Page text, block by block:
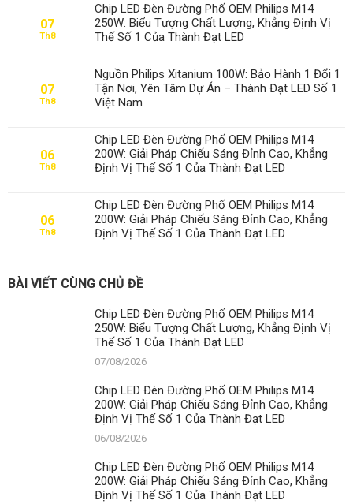
07
Th8
Chip LED Đèn Đường Phố OEM Philips M14
250W: Biểu Tượng Chất Lượng, Khẳng Định Vị
Thế Số 1 Của Thành Đạt LED
07
Th8
Nguồn Philips Xitanium 100W: Bảo Hành 1 Đổi 1
Tận Nơi, Yên Tâm Dự Án – Thành Đạt LED Số 1
Việt Nam
06
Th8
Chip LED Đèn Đường Phố OEM Philips M14
200W: Giải Pháp Chiếu Sáng Đỉnh Cao, Khẳng
Định Vị Thế Số 1 Của Thành Đạt LED
06
Th8
Chip LED Đèn Đường Phố OEM Philips M14
200W: Giải Pháp Chiếu Sáng Đỉnh Cao, Khẳng
Định Vị Thế Số 1 Của Thành Đạt LED
BÀI VIẾT CÙNG CHỦ ĐỀ
Chip LED Đèn Đường Phố OEM Philips M14
250W: Biểu Tượng Chất Lượng, Khẳng Định Vị
Thế Số 1 Của Thành Đạt LED
07/08/2026
Chip LED Đèn Đường Phố OEM Philips M14
200W: Giải Pháp Chiếu Sáng Đỉnh Cao, Khẳng
Định Vị Thế Số 1 Của Thành Đạt LED
06/08/2026
Chip LED Đèn Đường Phố OEM Philips M14
200W: Giải Pháp Chiếu Sáng Đỉnh Cao, Khẳng
Định Vị Thế Số 1 Của Thành Đạt LED